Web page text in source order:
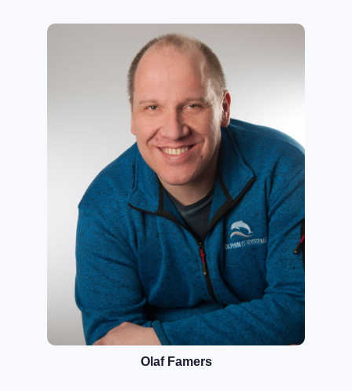
Olaf Famers